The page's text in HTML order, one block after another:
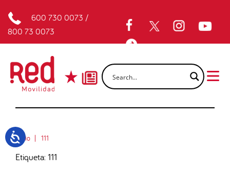
600 730 0073 /
800 73 0073
Inicio 111
Etiqueta: 111